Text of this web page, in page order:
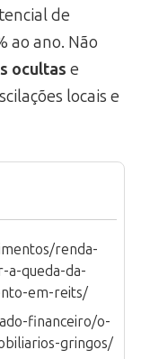
de
ao ano. Não
ocultas e
locais e
renda-
a-queda-da-
em-reits/
financeiro/o-
gringos/